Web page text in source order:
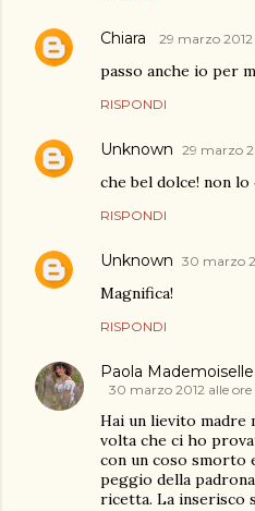
Chiara 29 marzo 2012
passo anche io per
RISPONDI
Unknown 29 marzo
che bel dolce! non lo
RISPONDI
Unknown 30 marzo
Magnifica!
RISPONDI
Paola
30 marzo 2012 alle ore
Hai un lievito madre
volta che ci ho
con un coso smorto
peggio della
ricetta. La inserisco